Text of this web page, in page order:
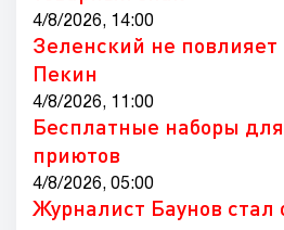
4/8/2026, 14:00
Зеленский не повлияет
Пекин
4/8/2026, 11:00
Бесплатные наборы
приютов
4/8/2026, 05:00
Журналист Баунов стал